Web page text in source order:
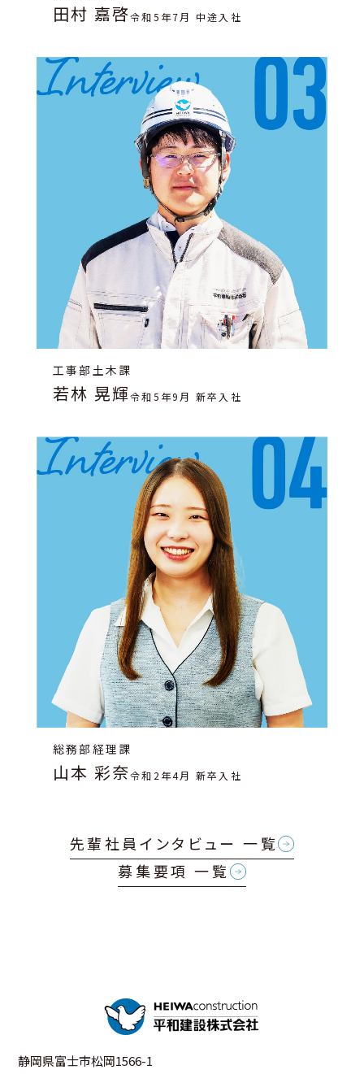
田村 嘉啓令和5年7月 中途入社
工事部土木課
若林 晃輝令和5年9月 新卒入社
総務部経理課
山本 彩奈令和2年4月 新卒入社
先輩社員インタビュー 一覧
募集要項 一覧
静岡県富士市松岡1566-1